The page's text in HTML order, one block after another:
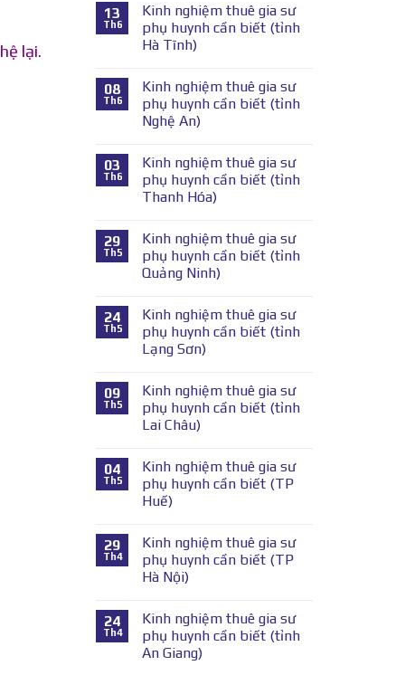
lại.
13
Th6
Kinh nghiệm thuê gia sư
phụ huynh cần biết (tỉnh
Hà Tĩnh)
08
Th6
Kinh nghiệm thuê gia sư
phụ huynh cần biết (tỉnh
Nghệ An)
03
Th6
Kinh nghiệm thuê gia sư
phụ huynh cần biết (tỉnh
Thanh Hóa)
29
Th5
Kinh nghiệm thuê gia sư
phụ huynh cần biết (tỉnh
Quảng Ninh)
24
Th5
Kinh nghiệm thuê gia sư
phụ huynh cần biết (tỉnh
Lạng Sơn)
09
Th5
Kinh nghiệm thuê gia sư
phụ huynh cần biết (tỉnh
Lai Châu)
04
Th5
Kinh nghiệm thuê gia sư
phụ huynh cần biết (TP
Huế)
29
Th4
Kinh nghiệm thuê gia sư
phụ huynh cần biết (TP
Hà Nội)
24
Th4
Kinh nghiệm thuê gia sư
phụ huynh cần biết (tỉnh
An Giang)